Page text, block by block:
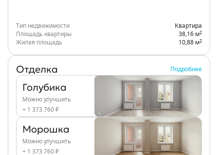
Тип недвижимости
Квартира
Площадь квартиры
38,16 м2
Жилая площадь 10,88 м2
Отделка Подробнее
Голубика
Можно улучшить
+ 1 373 760 ₽
Морошка
Можно улучшить
+ 1 373 760 ₽